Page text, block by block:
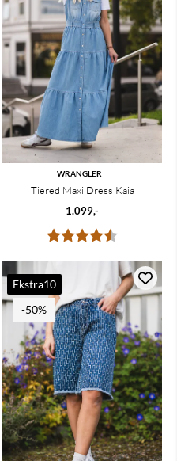
Karakter:
WRANGLER
Tiered Maxi Dress Kaia
1.099,-
Ekstra10
-50%